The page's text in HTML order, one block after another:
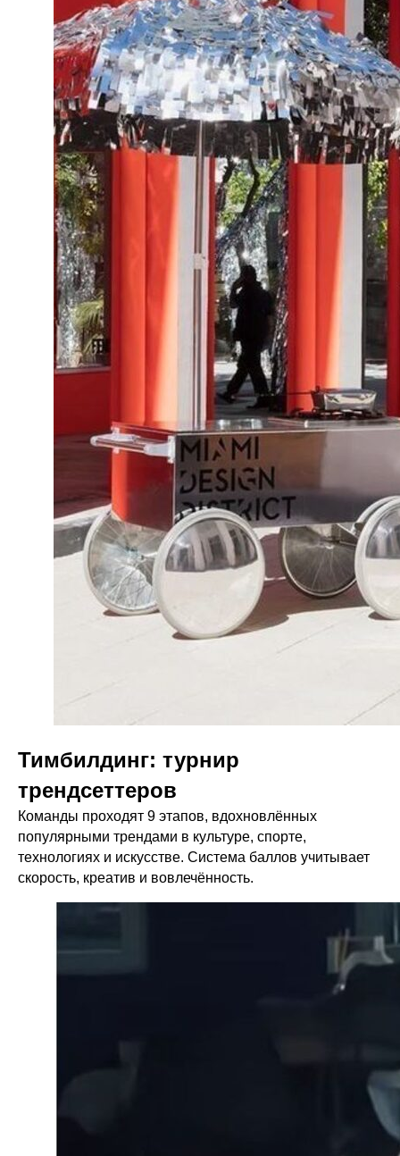
Тимбилдинг: турнир
трендсеттеров
Команды проходят 9 этапов, вдохновлённых
популярными трендами в культуре, спорте,
технологиях и искусстве. Система баллов учитывает
скорость, креатив и вовлечённость.